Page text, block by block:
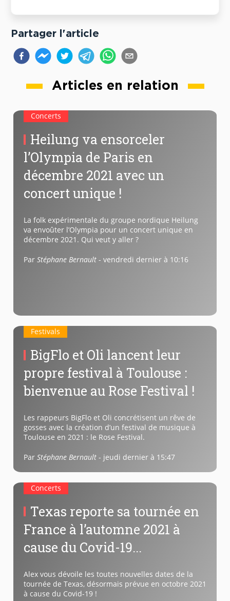
Partager l'article
Articles en relation
Concerts
Heilung va ensorceler
l’Olympia de Paris en
décembre 2021 avec un
concert unique !
La folk expérimentale du groupe nordique Heilung
va envoûter l’Olympia pour un concert unique en
décembre 2021. Qui veut y aller ?
Par Stéphane Bernault - vendredi dernier à 10:16
Festivals
BigFlo et Oli lancent leur
propre festival à Toulouse :
bienvenue au Rose Festival !
Les rappeurs BigFlo et Oli concrétisent un rêve de
gosses avec la création d’un festival de musique à
Toulouse en 2021 : le Rose Festival.
Par Stéphane Bernault - jeudi dernier à 15:47
Concerts
Texas reporte sa tournée en
France à l’automne 2021 à
cause du Covid-19...
Alex vous dévoile les toutes nouvelles dates de la
tournée de Texas, désormais prévue en octobre 2021
à cause du Covid-19 !